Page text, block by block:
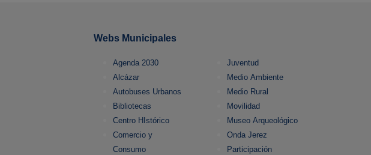
Webs Municipales
Agenda 2030
Alcázar
Autobuses Urbanos
Bibliotecas
Centro HIstórico
Comercio y
Consumo
Juventud
Medio Ambiente
Medio Rural
Movilidad
Museo Arqueológico
Onda Jerez
Participación